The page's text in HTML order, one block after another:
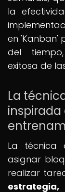
la
en 'Kanban'
del
exitosa de
La
inspirada
La técnica
asignar
realizar